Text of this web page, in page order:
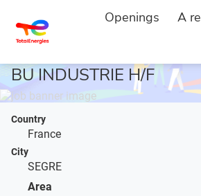
Openings A
JOB DESCRIPTION
BU INDUSTRIE H/F
Country
France
City
SEGRE
Area